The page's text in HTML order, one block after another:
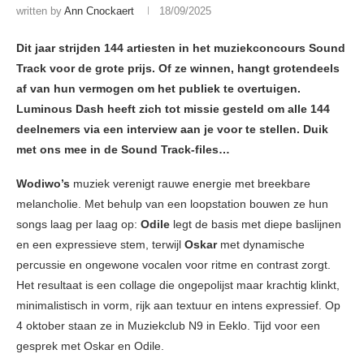
written by Ann Cnockaert 18/09/2025
Dit jaar strijden 144 artiesten in het muziekconcours Sound
Track voor de grote prijs. Of ze winnen, hangt grotendeels
af van hun vermogen om het publiek te overtuigen.
Luminous Dash heeft zich tot missie gesteld om alle 144
deelnemers via een interview aan je voor te stellen. Duik
met ons mee in de Sound Track-files…
Wodiwo’s muziek verenigt rauwe energie met breekbare
melancholie. Met behulp van een loopstation bouwen ze hun
songs laag per laag op: Odile legt de basis met diepe baslijnen
en een expressieve stem, terwijl Oskar met dynamische
percussie en ongewone vocalen voor ritme en contrast zorgt.
Het resultaat is een collage die ongepolijst maar krachtig klinkt,
minimalistisch in vorm, rijk aan textuur en intens expressief. Op
4 oktober staan ze in Muziekclub N9 in Eeklo. Tijd voor een
gesprek met Oskar en Odile.